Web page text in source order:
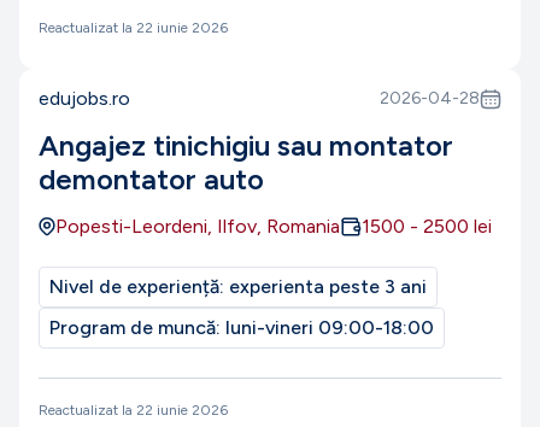
Reactualizat la 22 iunie 2026
edujobs.ro 2026-04-28
Angajez tinichigiu sau montator
demontator auto
Popesti-Leordeni, Ilfov, Romania 1500 - 2500 lei
Nivel de experiență: experienta peste 3 ani
Program de muncă: luni-vineri 09:00-18:00
Reactualizat la 22 iunie 2026